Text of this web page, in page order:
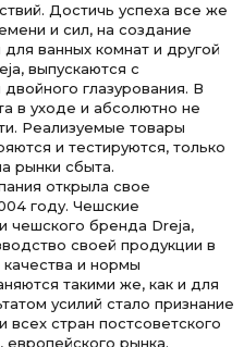
Достичь успеха все же
и сил, на создание
ванных комнат и другой
выпускаются с
глазурования. В
в уходе и абсолютно не
Реализуемые товары
и тестируются, только
рынки сбыта.
открыла свое
году. Чешские
чешского бренда Dreja,
своей продукции в
и нормы
такими же, как и для
усилий стало признание
всех стран постсоветского
европейского рынка.